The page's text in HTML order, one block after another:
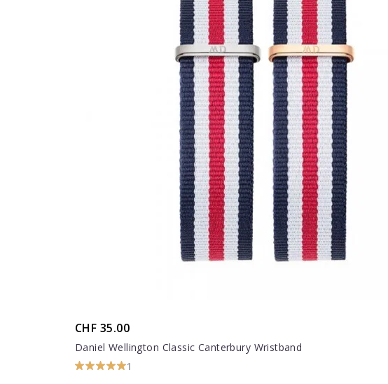
CHF 35.00
Daniel Wellington Classic Canterbury Wristband
1